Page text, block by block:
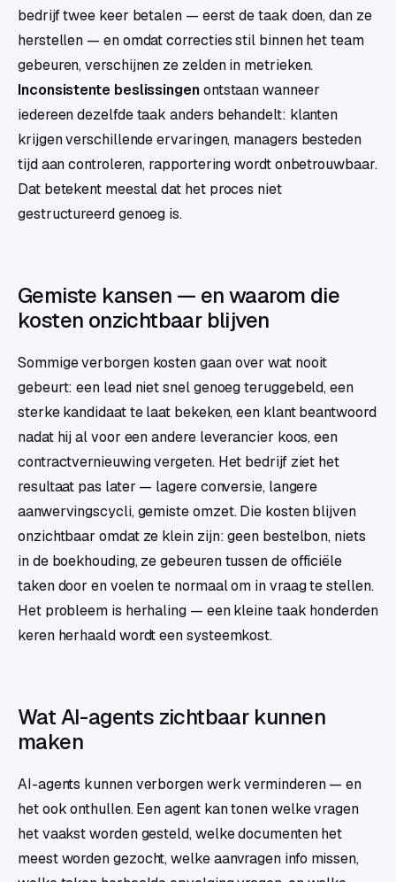
bedrijf twee keer betalen — eerst de taak doen, dan ze
herstellen — en omdat correcties stil binnen het team
gebeuren, verschijnen ze zelden in metrieken.
Inconsistente beslissingenontstaan wanneer
iedereen dezelfde taak anders behandelt: klanten
krijgen verschillende ervaringen, managers besteden
tijd aan controleren, rapportering wordt onbetrouwbaar.
Dat betekent meestal dat het proces niet
gestructureerd genoeg is.
Gemiste kansen — en waarom die
kosten onzichtbaar blijven
Sommige verborgen kosten gaan over wat nooit
gebeurt: een lead niet snel genoeg teruggebeld, een
sterke kandidaat te laat bekeken, een klant beantwoord
nadat hij al voor een andere leverancier koos, een
contractvernieuwing vergeten. Het bedrijf ziet het
resultaat pas later — lagere conversie, langere
aanwervingscycli, gemiste omzet. Die kosten blijven
onzichtbaar omdat ze klein zijn: geen bestelbon, niets
in de boekhouding, ze gebeuren tussen de officiële
taken door en voelen te normaal om in vraag te stellen.
Het probleem is herhaling — een kleine taak honderden
keren herhaald wordt een systeemkost.
Wat AI-agents zichtbaar kunnen
maken
AI-agents kunnen verborgen werk verminderen — en
het ook onthullen. Een agent kan tonen welke vragen
het vaakst worden gesteld, welke documenten het
meest worden gezocht, welke aanvragen info missen,